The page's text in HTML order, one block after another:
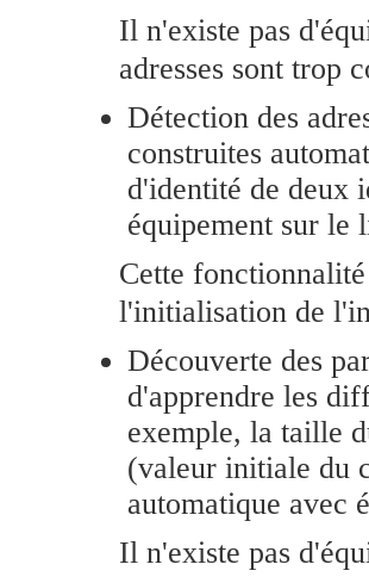
Il n'existe pas
adresses sont trop
Détection des
construites
d'identité de deux
équipement sur le
Cette
l'initialisation de
Découverte des
d'apprendre les
exemple, la taille
(valeur initiale du
automatique avec
Il n'existe pas